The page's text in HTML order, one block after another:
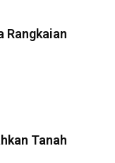
Rangkaian
Tanah